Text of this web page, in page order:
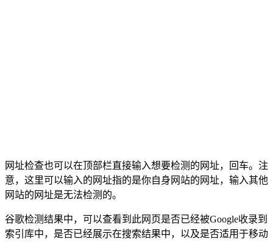
网址检查也可以在顶部栏直接输入想要检测的网址，回车。注
意，这里可以输入的网址指的是你自身网站的网址，输入其他
网站的网址是无法检测的。
谷歌检测结果中，可以查看到此网页是否已经被Google收录到
索引库中，是否已经展示在搜索结果中，以及是否适用于移动